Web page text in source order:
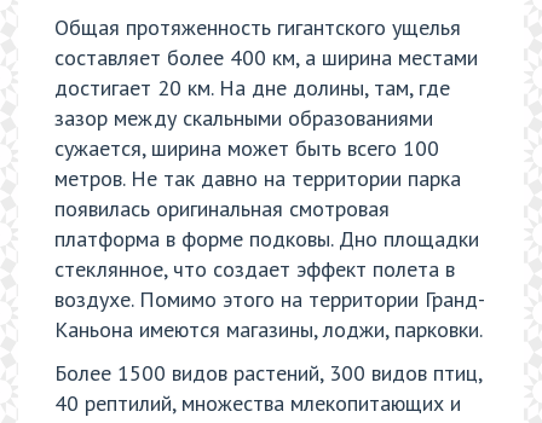
Общая протяженность гигантского ущелья
составляет более 400 км, а ширина местами
достигает 20 км. На дне долины, там, где
зазор между скальными образованиями
сужается, ширина может быть всего 100
метров. Не так давно на территории парка
появилась оригинальная смотровая
платформа в форме подковы. Дно площадки
стеклянное, что создает эффект полета в
воздухе. Помимо этого на территории Гранд-
Каньона имеются магазины, лоджи, парковки.
Более 1500 видов растений, 300 видов птиц,
40 рептилий, множества млекопитающих и